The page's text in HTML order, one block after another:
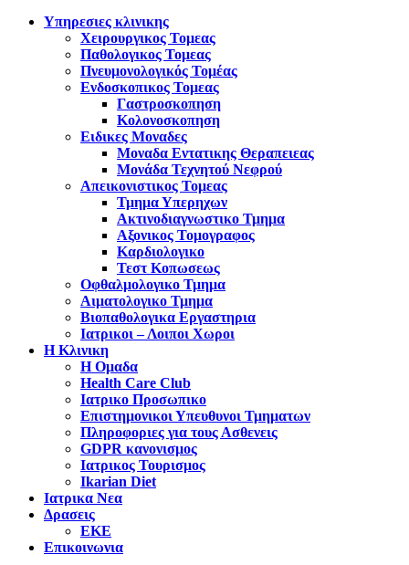
Υπηρεσιες κλινικης
Χειρουργικος Τομεας
Παθολογικος Τομεας
Πνευμονολογικός Τομέας
Ενδοσκοπικος Τομεας
Γαστροσκοπηση
Κολονοσκοπηση
Ειδικες Μοναδες
Μοναδα Εντατικης Θεραπειεας
Μονάδα Τεχνητού Νεφρού
Απεικονιστικος Τομεας
Τμημα Υπερηχων
Ακτινοδιαγνωστικο Τμημα
Αξονικος Τομογραφος
Καρδιολογικο
Τεστ Κοπωσεως
Οφθαλμολογικο Τμημα
Αιματολογικο Τμημα
Βιοπαθολογικα Εργαστηρια
Ιατρικοι – Λοιποι Χωροι
Η Κλινικη
Η Ομαδα
Health Care Club
Ιατρικο Προσωπικο
Επιστημονικοι Υπευθυνοι Τμηματων
Πληροφοριες για τους Ασθενεις
GDPR κανονισμος
Ιατρικος Τουρισμος
Ikarian Diet
Ιατρικα Νεα
Δρασεις
ΕΚΕ
Επικοινωνια